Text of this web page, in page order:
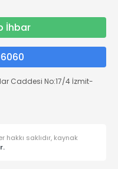
İhbar
Caddesi No:17/4 İzmit-
hakkı saklıdır, kaynak